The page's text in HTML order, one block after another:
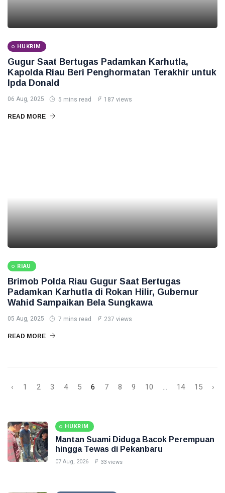
HUKRIM
Gugur Saat Bertugas Padamkan Karhutla,
Kapolda Riau Beri Penghormatan Terakhir untuk
Ipda Donald
06 Aug, 2025 5 mins read 187 views
READ MORE
RIAU
Brimob Polda Riau Gugur Saat Bertugas
Padamkan Karhutla di Rokan Hilir, Gubernur
Wahid Sampaikan Bela Sungkawa
05 Aug, 2025 7 mins read 237 views
READ MORE
‹ 1 2 3 4 5 6 7 8 9 10 ... 14 15 ›
HUKRIM
Mantan Suami Diduga Bacok Perempuan
hingga Tewas di Pekanbaru
07 Aug, 2026 33 views